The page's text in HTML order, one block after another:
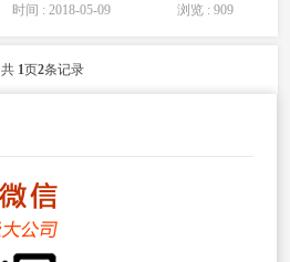
具，使用黄金分割主要是从多空两个角
时间 : 2018-05-09 浏览 : 909
共 1页2条记录